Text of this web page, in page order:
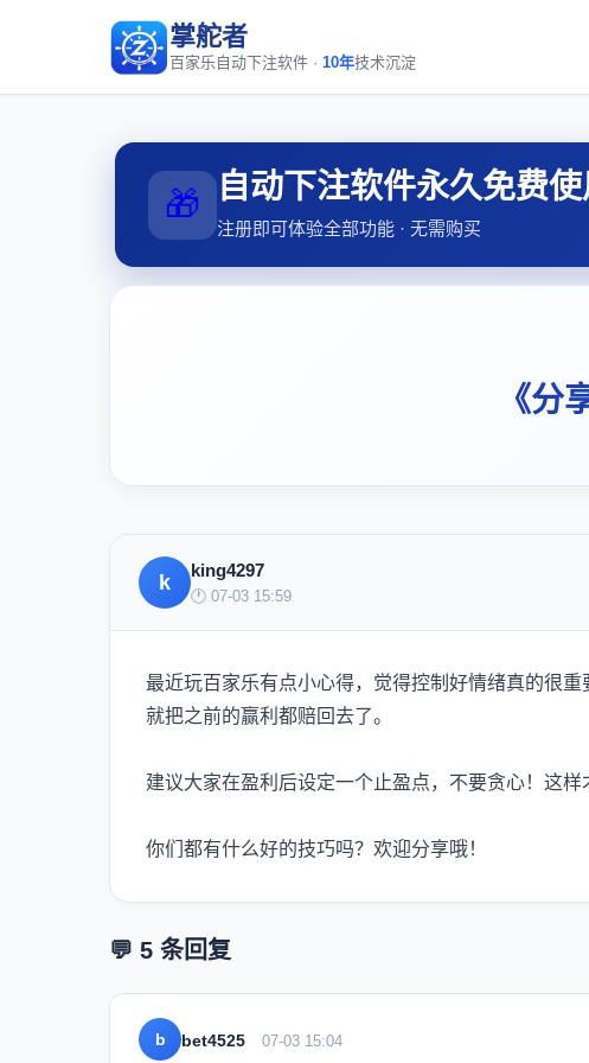
掌舵者
百家乐自动下注软件 · 10年技术沉淀
🎁 自动下注软件永久免费使
注册即可体验全部功能 · 无需购买
《分
k
king4297
🕐 07-03 15:59
最近玩百家乐有点小心得，觉得控制好情绪真的很
就把之前的赢利都赔回去了。
建议大家在盈利后设定一个止盈点，不要贪心！这样
你们都有什么好的技巧吗？欢迎分享哦！
💬 5 条回复
b bet4525 07-03 15:04